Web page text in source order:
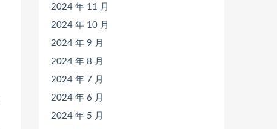
2024 年 11 月
2024 年 10 月
2024 年 9 月
2024 年 8 月
2024 年 7 月
2024 年 6 月
2024 年 5 月